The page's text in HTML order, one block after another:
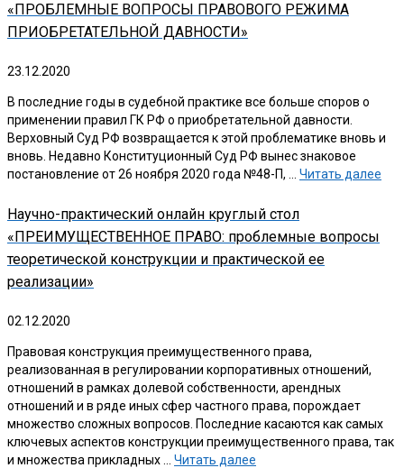
«ПРОБЛЕМНЫЕ ВОПРОСЫ ПРАВОВОГО РЕЖИМА
ПРИОБРЕТАТЕЛЬНОЙ ДАВНОСТИ»
23.12.2020
В последние годы в судебной практике все больше споров о
применении правил ГК РФ о приобретательной давности.
Верховный Суд РФ возвращается к этой проблематике вновь и
вновь. Недавно Конституционный Суд РФ вынес знаковое
постановление от 26 ноября 2020 года №48-П, … Читать далее
Научно-практический онлайн круглый стол
«ПРЕИМУЩЕСТВЕННОЕ ПРАВО: проблемные вопросы
теоретической конструкции и практической ее
реализации»
02.12.2020
Правовая конструкция преимущественного права,
реализованная в регулировании корпоративных отношений,
отношений в рамках долевой собственности, арендных
отношений и в ряде иных сфер частного права, порождает
множество сложных вопросов. Последние касаются как самых
ключевых аспектов конструкции преимущественного права, так
и множества прикладных … Читать далее